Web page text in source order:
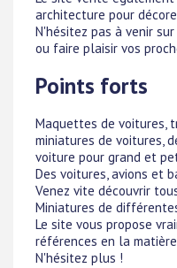
architecture pour
N'hésitez pas à venir
ou faire plaisir vos
Points forts
Maquettes de voitures,
miniatures de voitures,
voiture pour grand et
Des voitures, avions et
Venez vite découvrir
Miniatures de
Le site vous propose
références en la
N'hésitez plus !